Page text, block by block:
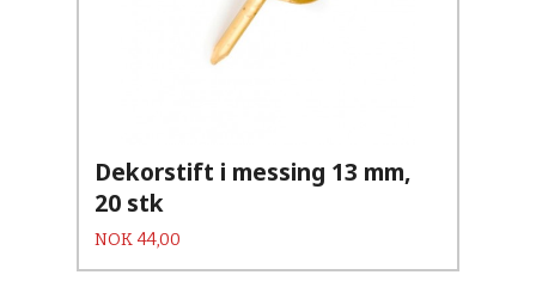
Dekorstift i messing 13 mm,
20 stk
Pris
NOK 44,00